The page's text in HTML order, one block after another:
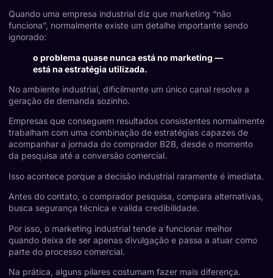
Quando uma empresa industrial diz que marketing “não
funciona”, normalmente existe um detalhe importante sendo
ignorado:
o problema quase nunca está no marketing —
está na estratégia utilizada.
No ambiente industrial, dificilmente um único canal resolve a
geração de demanda sozinho.
Empresas que conseguem resultados consistentes normalmente
trabalham com uma combinação de estratégias capazes de
acompanhar a jornada do comprador B2B, desde o momento
da pesquisa até a conversão comercial.
Isso acontece porque a decisão industrial raramente é imediata.
Antes do contato, o comprador pesquisa, compara alternativas,
busca segurança técnica e valida credibilidade.
Por isso, o marketing industrial tende a funcionar melhor
quando deixa de ser apenas divulgação e passa a atuar como
parte do processo comercial.
Na prática, alguns pilares costumam fazer mais diferença.